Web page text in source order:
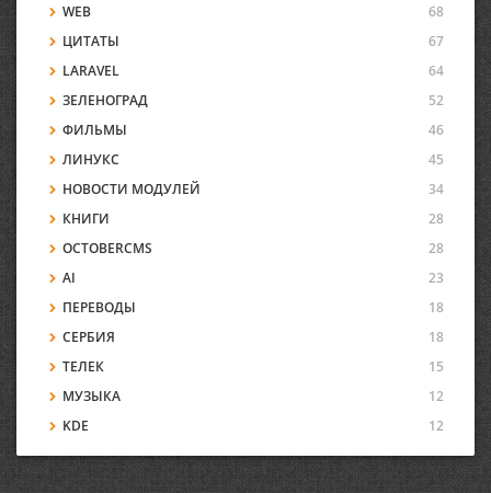
WEB
68
ЦИТАТЫ
67
LARAVEL
64
ЗЕЛЕНОГРАД
52
ФИЛЬМЫ
46
ЛИНУКС
45
НОВОСТИ МОДУЛЕЙ
34
КНИГИ
28
OCTOBERCMS
28
AI
23
ПЕРЕВОДЫ
18
СЕРБИЯ
18
ТЕЛЕК
15
МУЗЫКА
12
KDE
12